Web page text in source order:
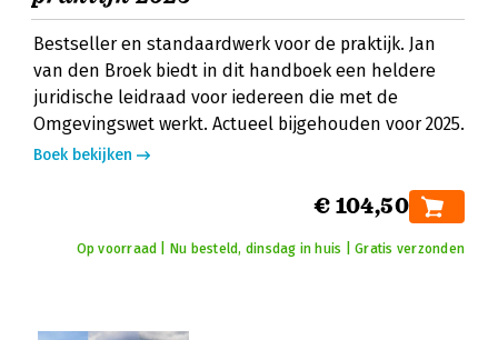
Bestseller en standaardwerk voor de praktijk. Jan
van den Broek biedt in dit handboek een heldere
juridische leidraad voor iedereen die met de
Omgevingswet werkt. Actueel bijgehouden voor 2025.
Boek bekijken
€ 104,50
Op voorraad | Nu besteld, dinsdag in huis | Gratis verzonden